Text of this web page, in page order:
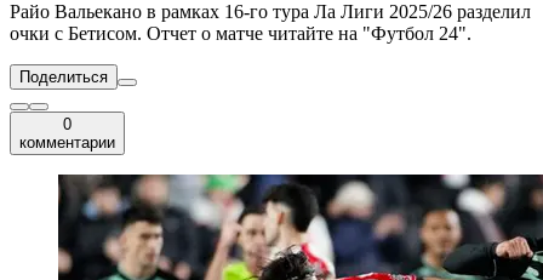
Райо Вальекано в рамках 16-го тура Ла Лиги 2025/26 разделил
очки с Бетисом. Отчет о матче читайте на "Футбол 24".
Поделиться
0
комментарии